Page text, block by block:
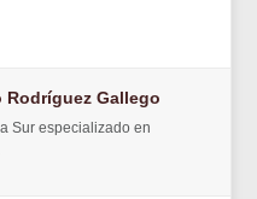
Rodríguez Gallego
Sur especializado en